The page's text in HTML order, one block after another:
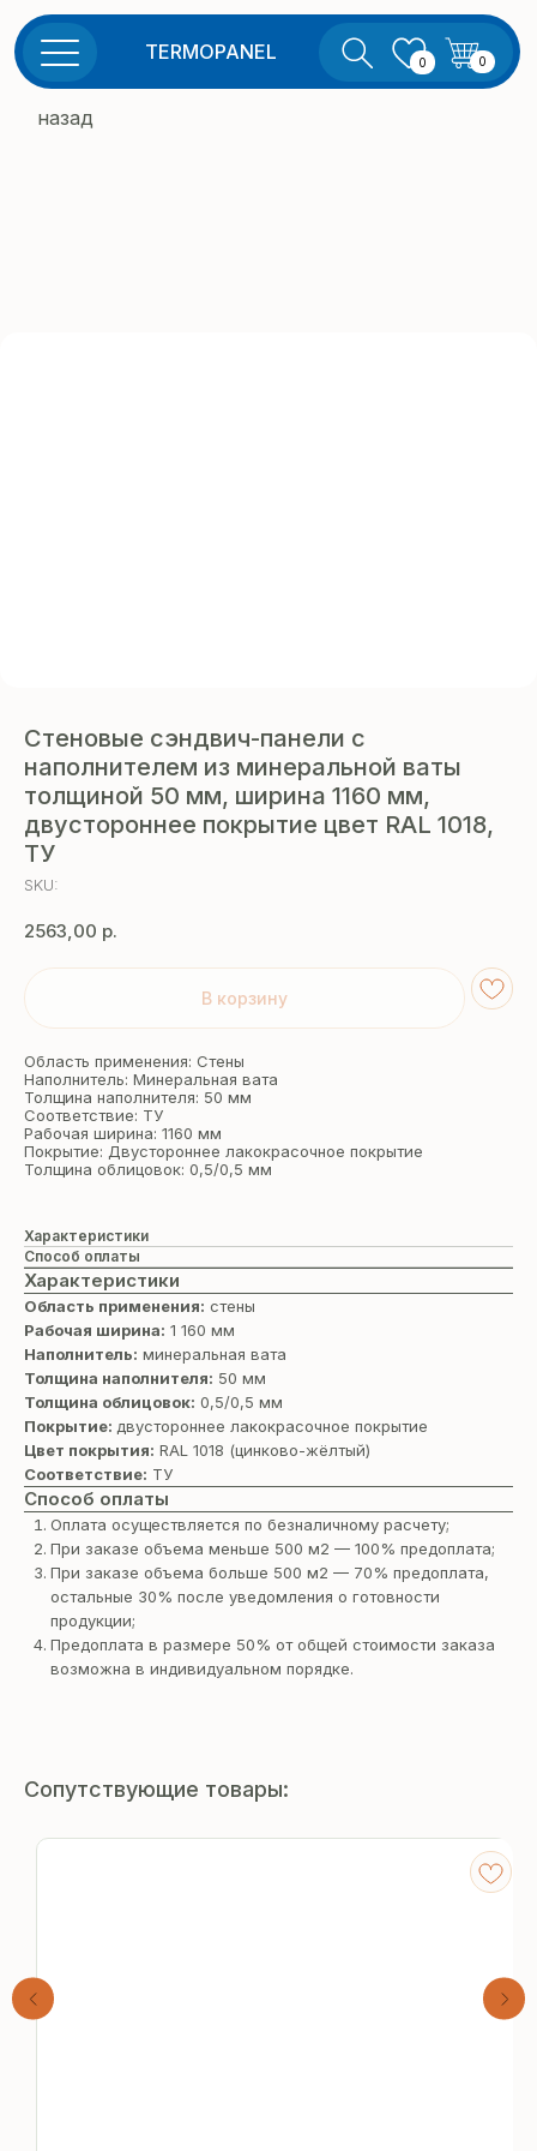
0
TERMOPANEL
назад
Стеновые сэндвич-панели с
наполнителем из минеральной ваты
толщиной 50 мм, ширина 1160 мм,
двустороннее покрытие цвет RAL 1018,
ТУ
SKU:
2563,00 р.
В корзину
Область применения: Стены
Наполнитель: Минеральная вата
Толщина наполнителя: 50 мм
Соответствие: ТУ
Рабочая ширина: 1160 мм
Покрытие: Двустороннее лакокрасочное покрытие
Толщина облицовок: 0,5/0,5 мм
Характеристики
Способ оплаты
Характеристики
Область применения: стены
Рабочая ширина: 1 160 мм
Наполнитель: минеральная вата
Толщина наполнителя: 50 мм
Толщина облицовок: 0,5/0,5 мм
Покрытие: двустороннее лакокрасочное покрытие
Цвет покрытия: RAL 1018 (цинково-жёлтый)
Соответствие: ТУ
Способ оплаты
Оплата осуществляется по безналичному расчету;
При заказе объема меньше 500 м2 — 100% предоплата;
При заказе объема больше 500 м2 — 70% предоплата,
остальные 30% после уведомления о готовности
продукции;
Предоплата в размере 50% от общей стоимости заказа
возможна в индивидуальном порядке.
Сопутствующие товары: